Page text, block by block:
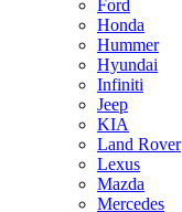
Ford
Honda
Hummer
Hyundai
Infiniti
Jeep
KIA
Land Rover
Lexus
Mazda
Mercedes